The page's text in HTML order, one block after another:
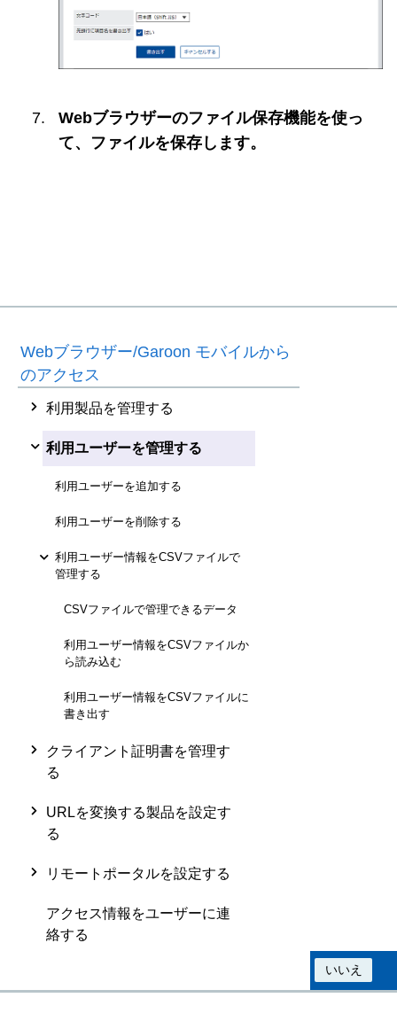
Webブラウザーのファイル保存機能を使っ
て、ファイルを保存します。
Webブラウザー/Garoon モバイルから
のアクセス
利用製品を管理する
利用ユーザーを管理する
利用ユーザーを追加する
利用ユーザーを削除する
利用ユーザー情報をCSVファイルで
管理する
CSVファイルで管理できるデータ
利用ユーザー情報をCSVファイルか
ら読み込む
利用ユーザー情報をCSVファイルに
書き出す
クライアント証明書を管理す
る
URLを変換する製品を設定す
る
リモートポータルを設定する
アクセス情報をユーザーに連
絡する
いいえ